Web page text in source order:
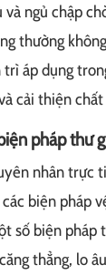
và ngủ chập
thường
trì áp dụng
cải thiện
pháp thư
nhân trực
biện pháp
số biện pháp
thẳng, lo